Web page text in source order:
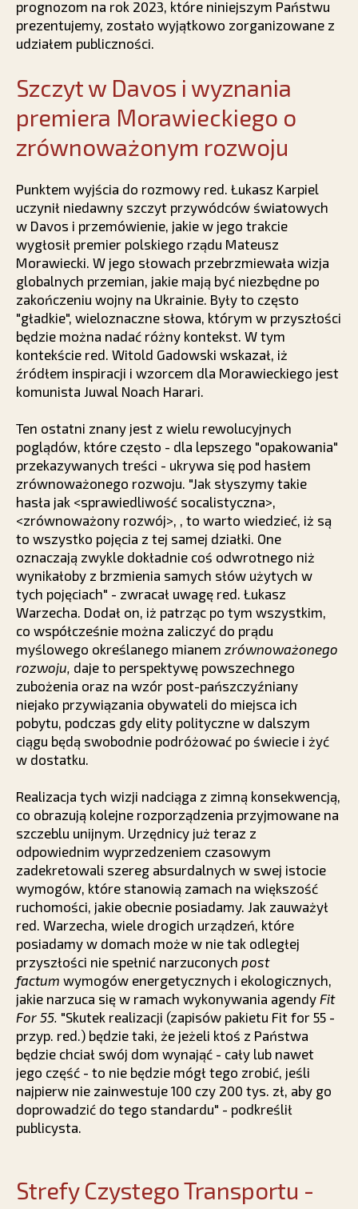
prognozom na rok 2023, które niniejszym Państwu
prezentujemy, zostało wyjątkowo zorganizowane z
udziałem publiczności.
Szczyt w Davos i wyznania
premiera Morawieckiego o
zrównoważonym rozwoju
Punktem wyjścia do rozmowy red. Łukasz Karpiel
uczynił niedawny szczyt przywódców światowych
w Davos i przemówienie, jakie w jego trakcie
wygłosił premier polskiego rządu Mateusz
Morawiecki. W jego słowach przebrzmiewała wizja
globalnych przemian, jakie mają być niezbędne po
zakończeniu wojny na Ukrainie. Były to często
"gładkie", wieloznaczne słowa, którym w przyszłości
będzie można nadać różny kontekst. W tym
kontekście red. Witold Gadowski wskazał, iż
źródłem inspiracji i wzorcem dla Morawieckiego jest
komunista Juwal Noach Harari.
Ten ostatni znany jest z wielu rewolucyjnych
poglądów, które często - dla lepszego "opakowania"
przekazywanych treści - ukrywa się pod hasłem
zrównoważonego rozwoju. "Jak słyszymy takie
hasła jak <sprawiedliwość socalistyczna>,
<zrównoważony rozwój>, , to warto wiedzieć, iż są
to wszystko pojęcia z tej samej działki. One
oznaczają zwykle dokładnie coś odwrotnego niż
wynikałoby z brzmienia samych słów użytych w
tych pojęciach" - zwracał uwagę red. Łukasz
Warzecha. Dodał on, iż patrząc po tym wszystkim,
co współcześnie można zaliczyć do prądu
myślowego określanego mianem zrównoważonego
rozwoju, daje to perspektywę powszechnego
zubożenia oraz na wzór post-pańszczyźniany
niejako przywiązania obywateli do miejsca ich
pobytu, podczas gdy elity polityczne w dalszym
ciągu będą swobodnie podróżować po świecie i żyć
w dostatku.
Realizacja tych wizji nadciąga z zimną konsekwencją,
co obrazują kolejne rozporządzenia przyjmowane na
szczeblu unijnym. Urzędnicy już teraz z
odpowiednim wyprzedzeniem czasowym
zadekretowali szereg absurdalnych w swej istocie
wymogów, które stanowią zamach na większość
ruchomości, jakie obecnie posiadamy. Jak zauważył
red. Warzecha, wiele drogich urządzeń, które
posiadamy w domach może w nie tak odległej
przyszłości nie spełnić narzuconych post
factum wymogów energetycznych i ekologicznych,
jakie narzuca się w ramach wykonywania agendy Fit
For 55. "Skutek realizacji (zapisów pakietu Fit for 55 -
przyp. red.) będzie taki, że jeżeli ktoś z Państwa
będzie chciał swój dom wynająć - cały lub nawet
jego część - to nie będzie mógł tego zrobić, jeśli
najpierw nie zainwestuje 100 czy 200 tys. zł, aby go
doprowadzić do tego standardu" - podkreślił
publicysta.
Strefy Czystego Transportu -